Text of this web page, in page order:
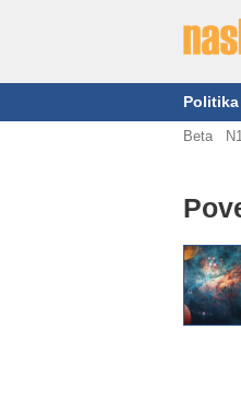
Politika
Beta